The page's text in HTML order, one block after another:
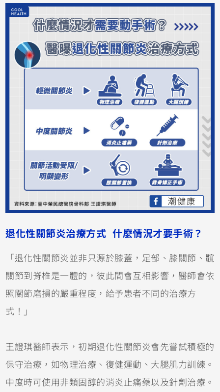
退化性關節炎治療方式 什麼情況才要手術？
「退化性關節炎並非只源於膝蓋，足部、膝關節、髖
關節到脊椎是一體的，彼此間會互相影響，醫師會依
照關節磨損的嚴重程度，給予患者不同的治療方
式！」
王證琪醫師表示，初期退化性關節炎會先嘗試積極的
保守治療，如物理治療、復健運動、大腿肌力訓練。
中度時可使用非類固醇的消炎止痛藥以及針劑治療。